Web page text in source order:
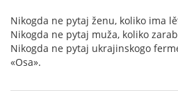
Nikogda ne pytaj ženu, koliko ima
Nikogda ne pytaj muža, koliko
Nikogda ne pytaj ukrajinskogo
«Osa».